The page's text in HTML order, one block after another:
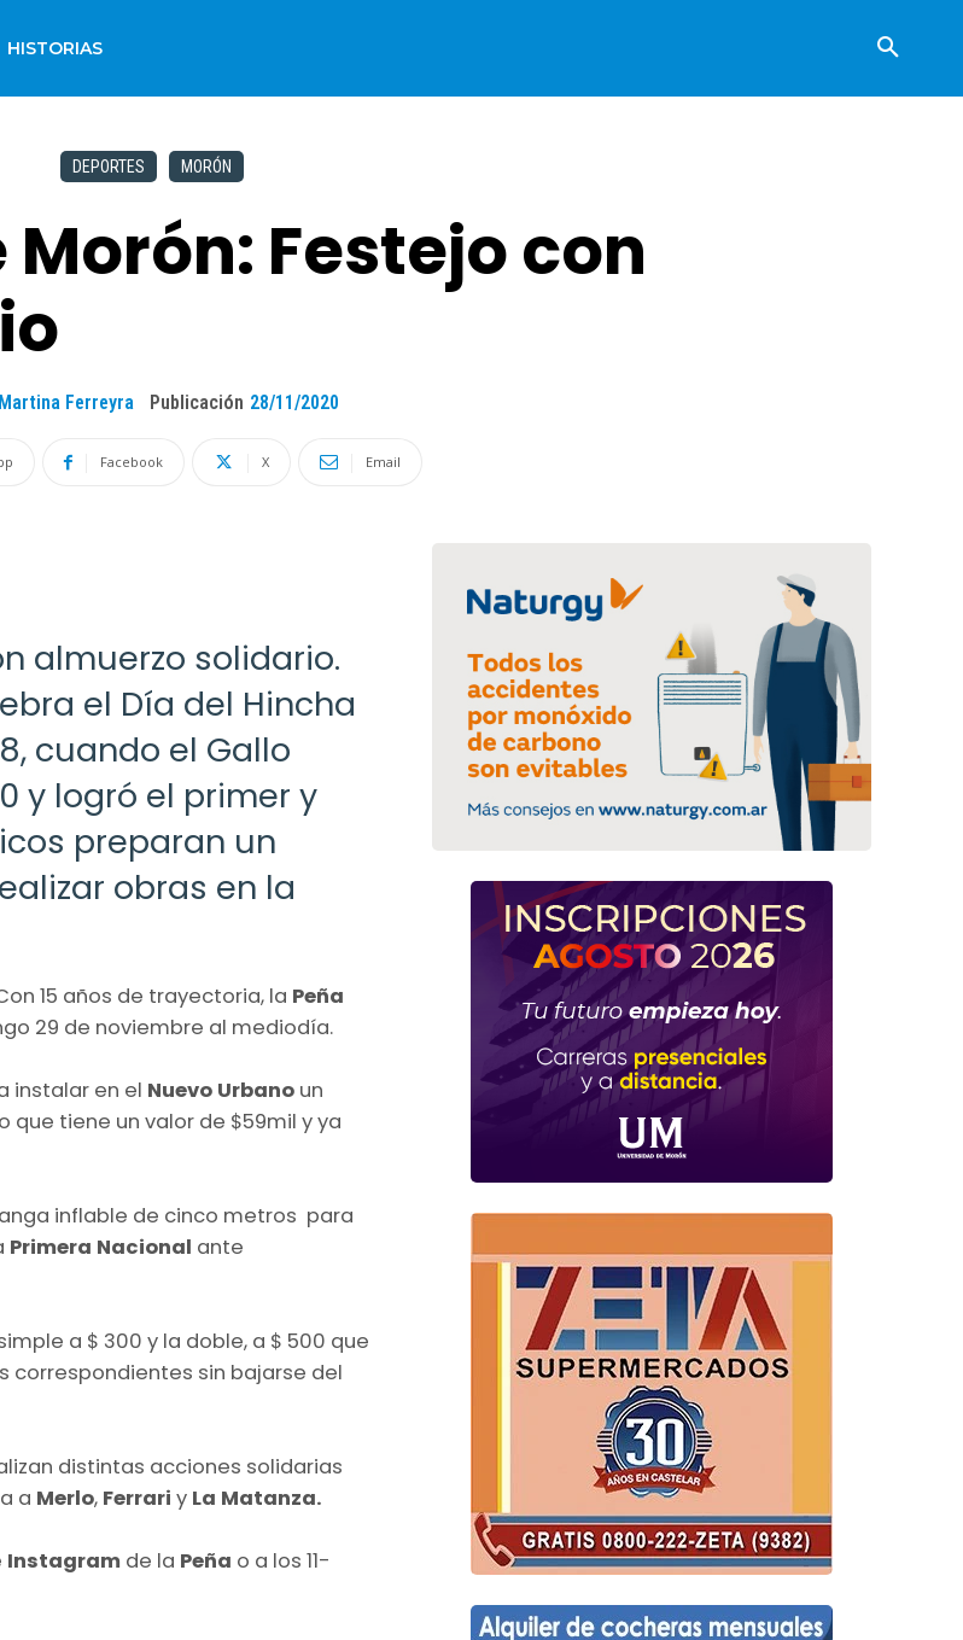
HISTORIAS
DEPORTES MORÓN
Festejo con
Martina Ferreyra Publicación 28/11/2020
Facebook X Email
almuerzo solidario.
el Día del Hincha
cuando el Gallo
y logró el primer y
preparan un
obras en la
15 años de trayectoria, la Peña
29 de noviembre al mediodía.
instalar en el Nuevo Urbano un
que tiene un valor de $59mil y ya
inflable de cinco metros para
Primera Nacional ante
a $ 300 y la doble, a $ 500 que
correspondientes sin bajarse del
distintas acciones solidarias
a Merlo, Ferrari y La Matanza.
Instagram de la Peña o a los 11-